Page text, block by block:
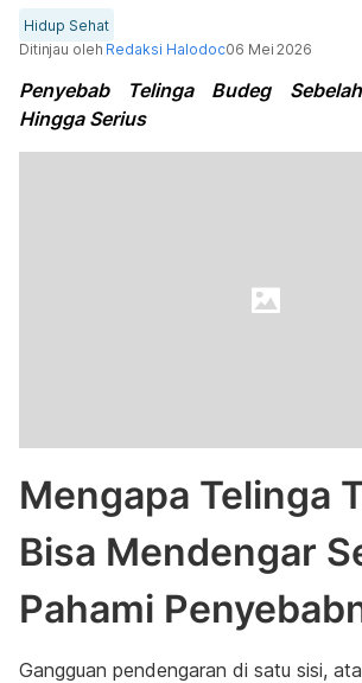
Hidup Sehat
Ditinjau oleh Redaksi Halodoc06 Mei 2026
Penyebab Telinga Budeg
Hingga Serius
Mengapa Telinga
Bisa Mendengar
Pahami
Gangguan pendengaran di satu sisi,